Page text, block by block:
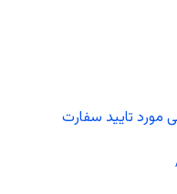
مورد تایید سفارت